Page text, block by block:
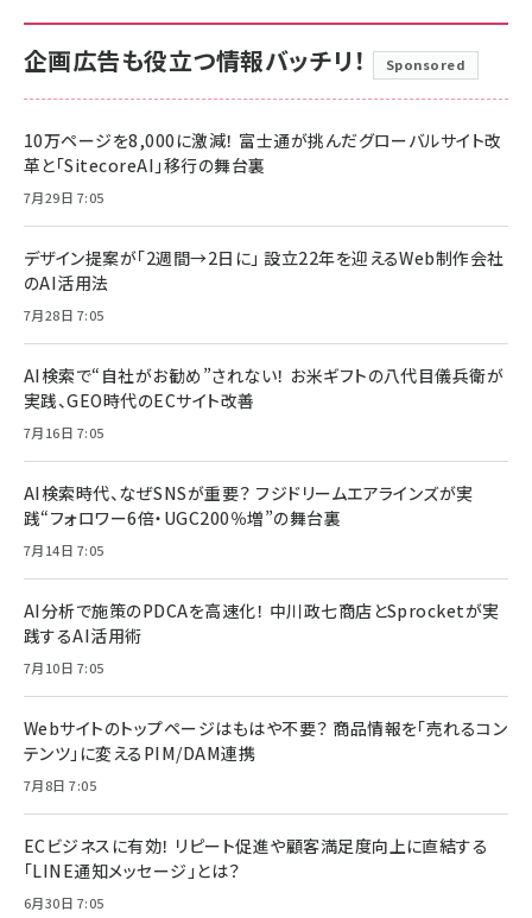
企画広告も役立つ情報バッチリ！ Sponsored
10万ページを8,000に激減！ 富士通が挑んだグローバルサイト改
革と「SitecoreAI」移行の舞台裏
7月29日 7:05
デザイン提案が「2週間→2日に」 設立22年を迎えるWeb制作会社
のAI活用法
7月28日 7:05
AI検索で“自社がお勧め”されない！ お米ギフトの八代目儀兵衛が
実践、GEO時代のECサイト改善
7月16日 7:05
AI検索時代、なぜSNSが重要？ フジドリームエアラインズが実
践“フォロワー6倍・UGC200％増”の舞台裏
7月14日 7:05
AI分析で施策のPDCAを高速化！ 中川政七商店とSprocketが実
践するAI活用術
7月10日 7:05
Webサイトのトップページはもはや不要？ 商品情報を「売れるコン
テンツ」に変えるPIM/DAM連携
7月8日 7:05
ECビジネスに有効！ リピート促進や顧客満足度向上に直結する
「LINE通知メッセージ」とは？
6月30日 7:05